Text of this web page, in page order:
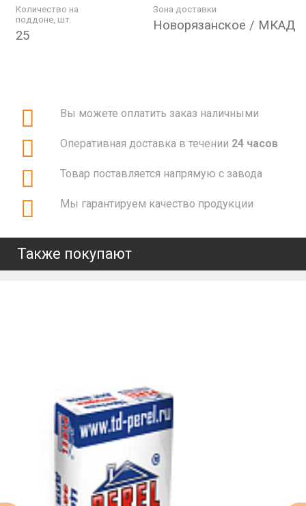
Количество на
поддоне, шт.
25
Зона доставки
Новорязанское / МКАД
Вы можете оплатить заказ наличными
Оперативная доставка в течении 24 часов
Товар поставляется напрямую с завода
Мы гарантируем качество продукции
Также покупают